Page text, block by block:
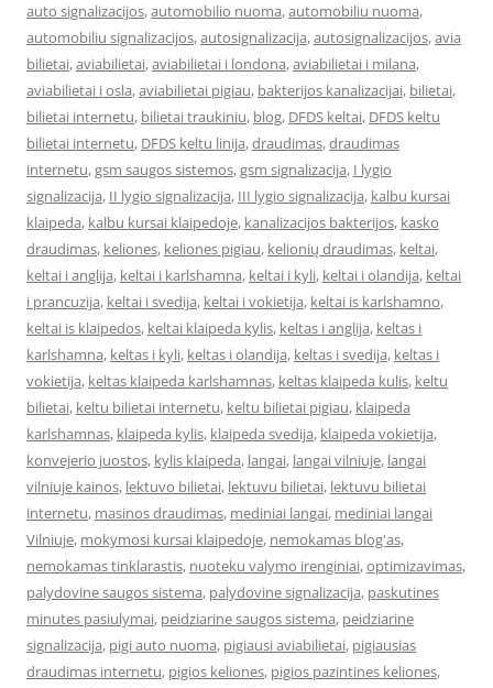
auto signalizacijos,automobilio nuoma,automobiliu nuoma,
automobiliu signalizacijos,autosignalizacija,autosignalizacijos,avia
bilietai,aviabilietai,aviabilietai i londona,aviabilietai i milana,
aviabilietai i osla,aviabilietai pigiau, bakterijos kanalizacijai, bilietai,
bilietai internetu, bilietai traukiniu, blog, DFDS keltai, DFDS keltu
bilietai internetu, DFDS keltu linija,draudimas,draudimas
internetu,gsm saugos sistemos,gsm signalizacija, I lygio
signalizacija, II lygio signalizacija, III lygio signalizacija, kalbu kursai
klaipeda, kalbu kursai klaipedoje, kanalizacijos bakterijos, kasko
draudimas, keliones, keliones pigiau, kelionių draudimas, keltai,
keltai i anglija, keltai i karlshamna, keltai i kyli, keltai i olandija, keltai
i prancuzija, keltai i svedija, keltai i vokietija, keltai is karlshamno,
keltai is klaipedos, keltai klaipeda kylis, keltas i anglija, keltas i
karlshamna, keltas i kyli, keltas i olandija, keltas i svedija, keltas i
vokietija, keltas klaipeda karlshamnas, keltas klaipeda kulis, keltu
bilietai, keltu bilietai internetu, keltu bilietai pigiau, klaipeda
karlshamnas, klaipeda kylis, klaipeda svedija, klaipeda vokietija,
konvejerio juostos, kylis klaipeda, langai, langai vilniuje, langai
vilniuje kainos, lektuvo bilietai, lektuvu bilietai, lektuvu bilietai
internetu, masinos draudimas, mediniai langai, mediniai langai
Vilniuje, mokymosi kursai klaipedoje, nemokamas blog'as,
nemokamas tinklarastis, nuoteku valymo irenginiai,optimizavimas,
palydovine saugos sistema, palydovine signalizacija, paskutines
minutes pasiulymai, peidziarine saugos sistema, peidziarine
signalizacija, pigi auto nuoma, pigiausi aviabilietai, pigiausias
draudimas internetu, pigios keliones, pigios pazintines keliones,